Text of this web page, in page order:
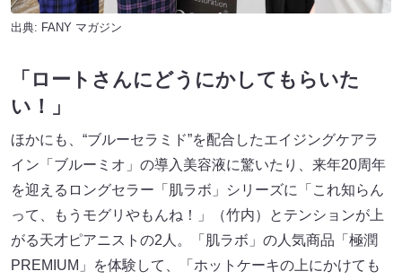
出典: FANY マガジン
「ロートさんにどうにかしてもらいた
い！」
ほかにも、“ブルーセラミド”を配合したエイジングケアラ
イン「ブルーミオ」の導入美容液に驚いたり、来年20周年
を迎えるロングセラー「肌ラボ」シリーズに「これ知らん
って、もうモグリやもんね！」（竹内）とテンションが上
がる天才ピアニストの2人。「肌ラボ」の人気商品「極潤
PREMIUM」を体験して、「ホットケーキの上にかけても